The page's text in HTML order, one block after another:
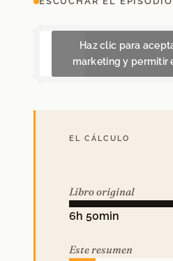
Haz clic para
marketing y permitir
EL CÁLCULO
Libro original
6h 50min
Este resumen